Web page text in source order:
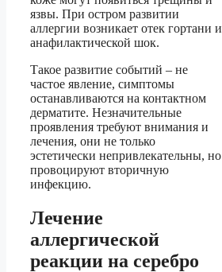
язвы. При остром развитии
аллергии возникает отек гортани и
анафилактической шок.
Такое развитие событий – не
частое явление, симптомы
останавливаются на контактном
дерматите. Незначительные
проявления требуют внимания и
лечения, они не только
эстетически непривлекательны, но
провоцируют вторичную
инфекцию.
Лечение
аллергической
реакции на серебро